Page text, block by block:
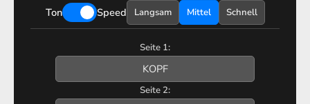
Ton Speed Langsam Mittel Schnell
Seite 1:
Seite 2: